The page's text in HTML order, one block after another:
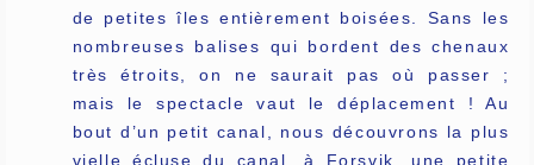
de petites îles entièrement boisées. Sans les
nombreuses balises qui bordent des chenaux
très étroits, on ne saurait pas où passer ;
mais le spectacle vaut le déplacement ! Au
bout d’un petit canal, nous découvrons la plus
vielle écluse du canal, à Forsvik, une petite